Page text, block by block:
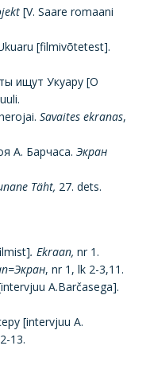
[V. Saare romaani
[filmivõtetest].
ищут Укуару [О
Savaites ekranas,
А. Барчаса. Экран
Täht, 27. dets.
. Ekraan, nr 1.
, nr 1, lk 2-3,11.
A.Barčasega].
[intervjuu A.
13.